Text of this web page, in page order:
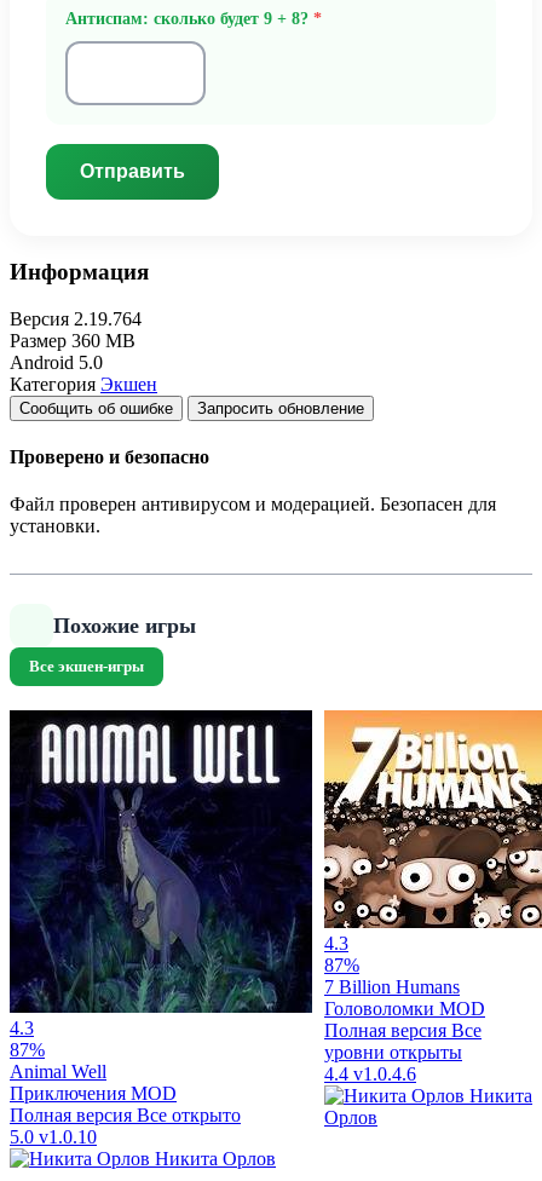
Антиспам: сколько будет 9 + 8? *
Отправить
Информация
Версия 2.19.764
Размер 360 MB
Android 5.0
Категория Экшен
Сообщить об ошибке Запросить обновление
Проверено и безопасно
Файл проверен антивирусом и модерацией. Безопасен для
установки.
Похожие игры
Все экшен-игры
4.3
87%
Animal Well
Приключения MOD
Полная версия Все открыто
5.0 v1.0.10
Никита Орлов
4.3
87%
7 Billion Humans
Головоломки MOD
Полная версия Все
уровни открыты
4.4 v1.0.4.6
Никита
Орлов